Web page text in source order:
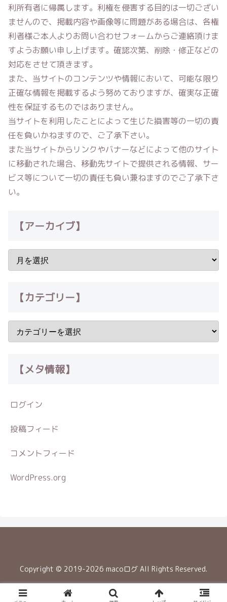
利所有者に帰属します。利権を侵害する目的は一切ござい
ませんので、掲載内容や画像等に問題がある場合は、各権
利者様ご本人よりお問い合わせフォームからご連絡頂けま
すようお願い申し上げます。確認次第、削除・修正などの
対応をさせて頂きます。
また、当サイトのコンテンツや情報において、可能な限り
正確な情報を掲載するよう努めておりますが、確実な正確
性を保証するものではありません。
当サイトを利用したことによって生じた損害等の一切の責
任を負いかねますので、ご了承下さい。
また当サイトからリンクやバナーなどによって他のサイト
に移動された場合、移動先サイトで提供される情報、サー
ビス等について一切の責任も負い兼ねますのでご了承下さ
い。
【アーカイブ】
【カテゴリー】
【メタ情報】
ログイン
投稿フィード
コメントフィード
WordPress.org
Copyright © 2019-2026 macoログ All Rights Reserved.